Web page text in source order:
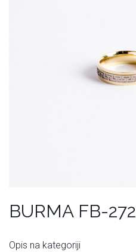
BURMA FB-272
Opis na kategoriji